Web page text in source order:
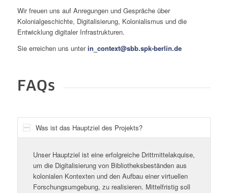
Wir freuen uns auf Anregungen und Gespräche über
Kolonialgeschichte, Digitalisierung, Kolonialismus und die
Entwicklung digitaler Infrastrukturen.
Sie erreichen uns unterin_context@sbb.spk-berlin.de
FAQs
Was ist das Hauptziel des Projekts?
Unser Hauptziel ist eine erfolgreiche Drittmittelakquise,
um die Digitalisierung von Bibliotheksbeständen aus
kolonialen Kontexten und den Aufbau einer virtuellen
Forschungsumgebung, zu realisieren. Mittelfristig soll